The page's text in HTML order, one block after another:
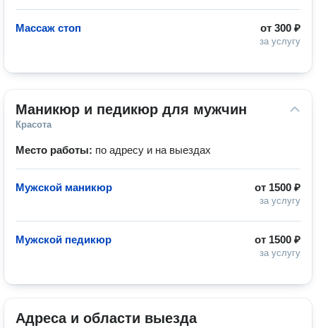
от 300 ₽
за услугу
Массаж стоп
Маникюр и педикюр для мужчин
Красота
Место работы: по адресу и на выездах
от 1500 ₽
за услугу
Мужской маникюр
от 1500 ₽
за услугу
Мужской педикюр
Адреса и области выезда